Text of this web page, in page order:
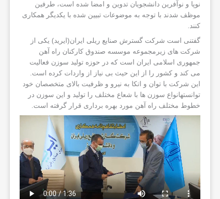
نوپا و نوآفرین دانشجویان تدوین و امضا شده است، طرفین
موظف شدند با توجه به موضوعات تبیین شده با یکدیگر همکاری
کنند.
گفتنی است شرکت گسترش صنایع ریلی ایران(ایرید) یکی از
شرکت های زیرمجموعه موسسه صندوق کارکنان راه آهن
جمهوری اسلامی ایران است که در حوزه تولید سوزن فعالیت
می کند و کشور را از این حیث بی نیاز از واردات کرده است.
این شرکت با توان و اتکا به نیرو و ظرفیت بالای متخصصان خود
توانستهانواع سوزن ها با شعاع مختلف را تولید و این سوزن در
خطوط مختلف راه آهن مورد بهره برداری قرار گرفته است.